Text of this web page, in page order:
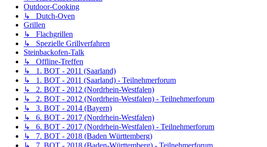
Outdoor-Cooking
↳ Dutch-Oven
Grillen
↳ Flachgrillen
↳ Spezielle Grillverfahren
Steinbackofen-Talk
↳ Offline-Treffen
↳ 1. BOT - 2011 (Saarland)
↳ 1. BOT - 2011 (Saarland) - Teilnehmerforum
↳ 2. BOT - 2012 (Nordrhein-Westfalen)
↳ 2. BOT - 2012 (Nordrhein-Westfalen) - Teilnehmerforum
↳ 3. BOT - 2014 (Bayern)
↳ 6. BOT - 2017 (Nordrhein-Westfalen)
↳ 6. BOT - 2017 (Nordrhein-Westfalen) - Teilnehmerforum
↳ 7. BOT - 2018 (Baden Württemberg)